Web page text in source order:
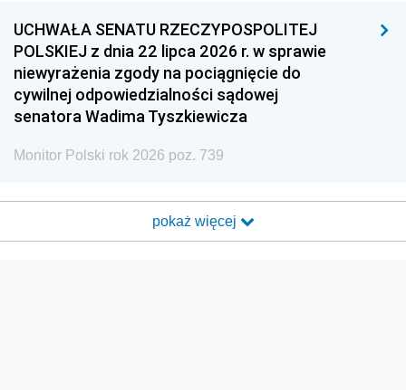
UCHWAŁA SENATU RZECZYPOSPOLITEJ
POLSKIEJ z dnia 22 lipca 2026 r. w sprawie
niewyrażenia zgody na pociągnięcie do
cywilnej odpowiedzialności sądowej
senatora Wadima Tyszkiewicza
Monitor Polski rok 2026 poz. 739
pokaż więcej